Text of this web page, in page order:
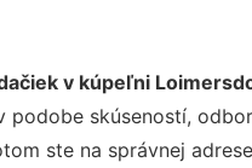
v kúpeľni
podobe skúseností,
ste na správnej